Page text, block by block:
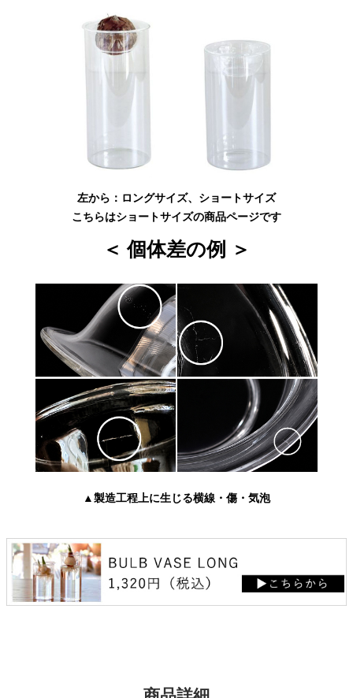
左から：ロングサイズ、ショートサイズ
こちらはショートサイズの商品ページです
＜ 個体差の例 ＞
▲製造工程上に生じる横線・傷・気泡